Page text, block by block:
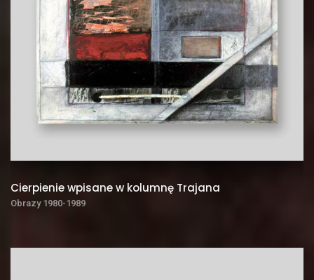
Cierpienie wpisane w kolumnę Trajana
Obrazy 1980-1989